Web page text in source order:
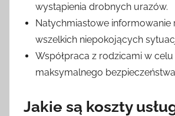
wystąpienia drobnych urazów.
Natychmiastowe informowanie
wszelkich niepokojących
Współpraca z rodzicami w celu
maksymalnego
Jakie są koszty